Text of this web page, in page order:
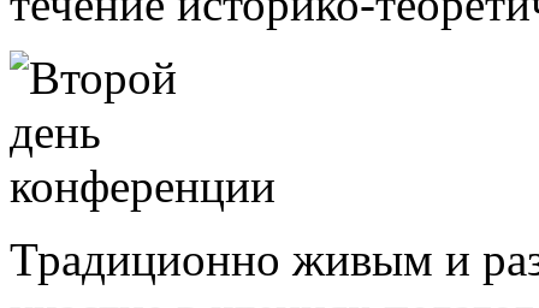
Традиционно живым и